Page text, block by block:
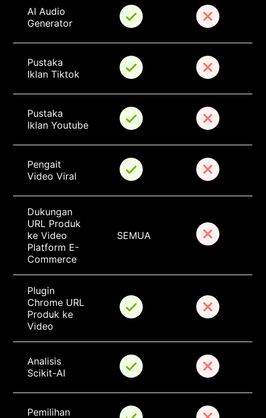
AI Audio
Generator
Pustaka
Iklan Tiktok
Pustaka
Iklan Youtube
Pengait
Video Viral
Dukungan
URL Produk
ke Video
Platform E-
Commerce
SEMUA
Plugin
Chrome URL
Produk ke
Video
Analisis
Scikit-AI
Pemilihan